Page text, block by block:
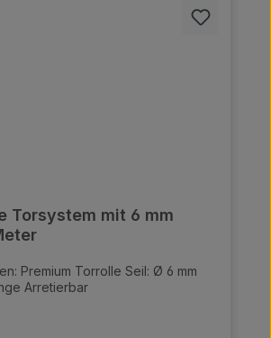
Torsystem mit 6 mm
6 mm
15 Meter Länge Arretierbar